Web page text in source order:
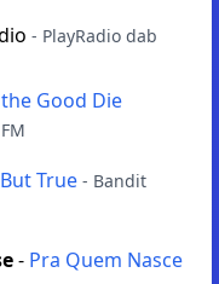
- PlayRadio dab
Good Die
True - Bandit
- Pra Quem Nasce